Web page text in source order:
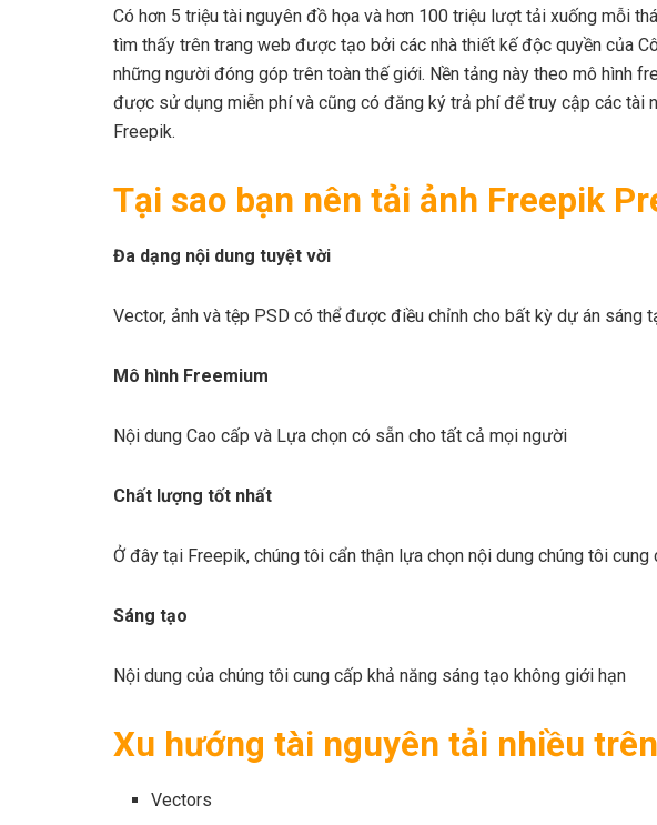
Có hơn 5 triệu tài nguyên đồ họa và hơn 100 triệu lượt tải xuống mỗi
tìm thấy trên trang web được tạo bởi các nhà thiết kế độc quyền của
những người đóng góp trên toàn thế giới. Nền tảng này theo mô hình
được sử dụng miễn phí và cũng có đăng ký trả phí để truy cập các tài
Freepik.
Tại sao bạn nên tải ảnh Freepik
Đa dạng nội dung tuyệt vời
Vector, ảnh và tệp PSD có thể được điều chỉnh cho bất kỳ dự án sáng
Mô hình Freemium
Nội dung Cao cấp và Lựa chọn có sẵn cho tất cả mọi người
Chất lượng tốt nhất
Ở đây tại Freepik, chúng tôi cẩn thận lựa chọn nội dung chúng tôi cung
Sáng tạo
Nội dung của chúng tôi cung cấp khả năng sáng tạo không giới hạn
Xu hướng tài nguyên tải nhiều
Vectors